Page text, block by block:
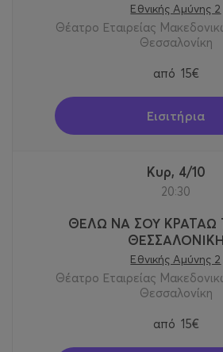
Εθνικής Αμύνης 2
Θέατρο Εταιρείας
Θεσσαλονίκη
από 15€
Εισιτήρια
Κυρ, 4/10
20:30
ΘΕΛΩ ΝΑ ΣΟΥ ΚΡΑΤΑΩ
ΘΕΣΣΑΛΟΝΙΚΗ
Εθνικής Αμύνης 2
Θέατρο Εταιρείας
Θεσσαλονίκη
από 15€